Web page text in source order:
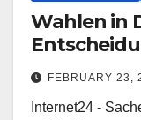
Wahlen in
FEBRUARY 23,
Internet24 -